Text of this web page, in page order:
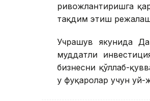
ривожлантиришга
тақдим этиш
Учрашув якунида
муддатли
бизнесни қўллаб-
у фуқаролар учун